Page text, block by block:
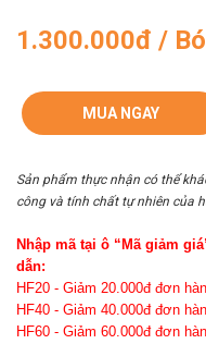
1.300.000đ / Bó
MUA NGAY
Sản phẩm thực nhận có thể
công và tính chất tự nhiên của
Nhập mã tại ô “Mã giảm
dẫn:
HF20 - Giảm 20.000đ đơn
HF40 - Giảm 40.000đ đơn
HF60 - Giảm 60.000đ đơn